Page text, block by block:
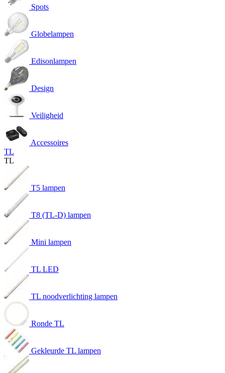
Spots
Globelampen
Edisonlampen
Design
Veiligheid
Accessoires
TL
TL
T5 lampen
T8 (TL-D) lampen
Mini lampen
TL LED
TL noodverlichting lampen
Ronde TL
Gekleurde TL lampen